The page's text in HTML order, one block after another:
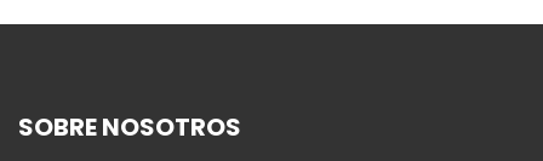
SOBRE NOSOTROS